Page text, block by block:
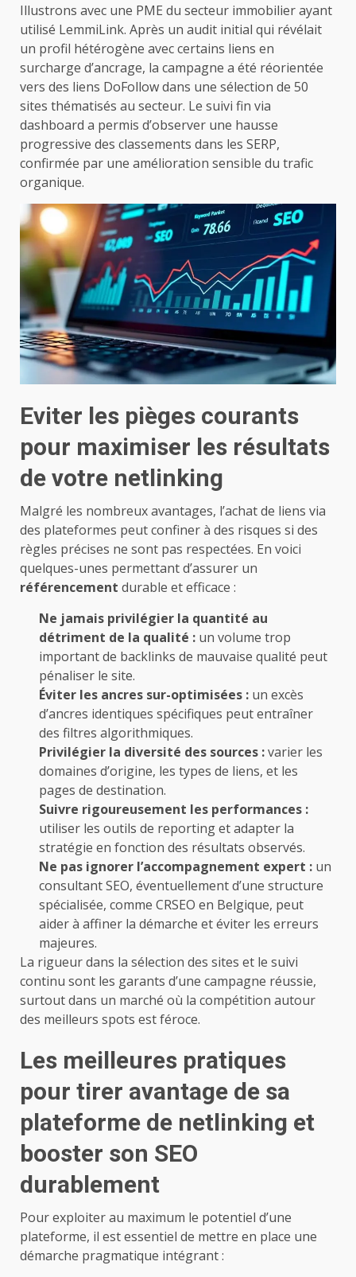
Illustrons avec une PME du secteur immobilier ayant
utilisé LemmiLink. Après un audit initial qui révélait
un profil hétérogène avec certains liens en
surcharge d’ancrage, la campagne a été réorientée
vers des liens DoFollow dans une sélection de 50
sites thématisés au secteur. Le suivi fin via
dashboard a permis d’observer une hausse
progressive des classements dans les SERP,
confirmée par une amélioration sensible du trafic
organique.
Eviter les pièges courants
pour maximiser les résultats
de votre netlinking
Malgré les nombreux avantages, l’achat de liens via
des plateformes peut confiner à des risques si des
règles précises ne sont pas respectées. En voici
quelques-unes permettant d’assurer un
référencement durable et efficace :
Ne jamais privilégier la quantité au
détriment de la qualité : un volume trop
important de backlinks de mauvaise qualité peut
pénaliser le site.
Éviter les ancres sur-optimisées : un excès
d’ancres identiques spécifiques peut entraîner
des filtres algorithmiques.
Privilégier la diversité des sources :varier les
domaines d’origine, les types de liens, et les
pages de destination.
Suivre rigoureusement les performances :
utiliser les outils de reporting et adapter la
stratégie en fonction des résultats observés.
Ne pas ignorer l’accompagnement expert : un
consultant SEO, éventuellement d’une structure
spécialisée, comme CRSEO en Belgique, peut
aider à affiner la démarche et éviter les erreurs
majeures.
La rigueur dans la sélection des sites et le suivi
continu sont les garants d’une campagne réussie,
surtout dans un marché où la compétition autour
des meilleurs spots est féroce.
Les meilleures pratiques
pour tirer avantage de sa
plateforme de netlinking et
booster son SEO
durablement
Pour exploiter au maximum le potentiel d’une
plateforme, il est essentiel de mettre en place une
démarche pragmatique intégrant :